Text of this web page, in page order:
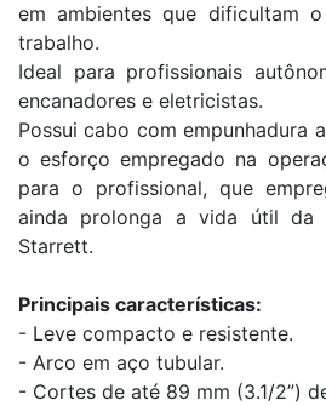
em ambientes que dificultam
trabalho.
Ideal para profissionais
encanadores e eletricistas.
Possui cabo com empunhadura
o esforço empregado na
para o profissional, que
ainda prolonga a vida útil da
Starrett.
Principais características:
- Leve compacto e resistente.
- Arco em aço tubular.
- Cortes de até 89 mm (3.1/2”)